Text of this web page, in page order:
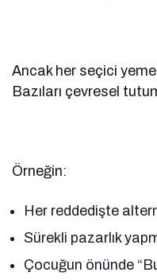
Ancak her seçici yeme
Bazıları çevresel
Örneğin:
Her reddedişte
Sürekli pazarlık
Çocuğun önünde